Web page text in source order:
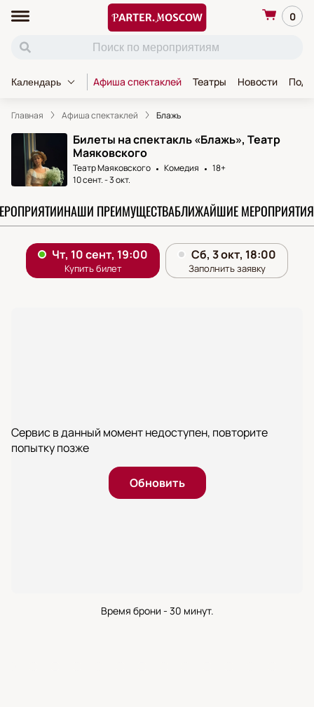
0
Календарь Афиша спектаклей Театры Новости
Главная Афиша спектаклей Блажь
Билеты на спектакль «Блажь», Театр
Маяковского
Театр Маяковского Комедия
18+
10 сент.-3 окт.
НАШИ ПРЕИМУЩЕСТВАБЛИЖАЙШИЕ МЕРОПРИЯТИЯ
Сервис в данный момент недоступен, повторите
попытку позже
Обновить
Время брони - 30 минут.